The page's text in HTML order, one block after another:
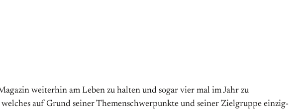
weiterhin am Leben zu halten und sogar vier mal im Jahr zu
welches auf Grund seiner Themenschwerpunkte und seiner Zielgruppe ein­zig­